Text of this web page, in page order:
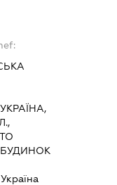
УКРАЇНА,
Україна